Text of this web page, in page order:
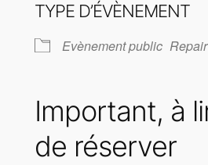
TYPE D’ÉVÈNEMENT
Evènement public
Important, à
de réserver